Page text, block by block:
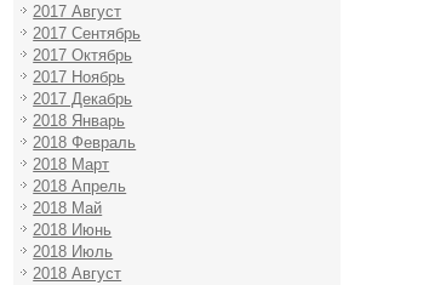
2017 Август
2017 Сентябрь
2017 Октябрь
2017 Ноябрь
2017 Декабрь
2018 Январь
2018 Февраль
2018 Март
2018 Апрель
2018 Май
2018 Июнь
2018 Июль
2018 Август